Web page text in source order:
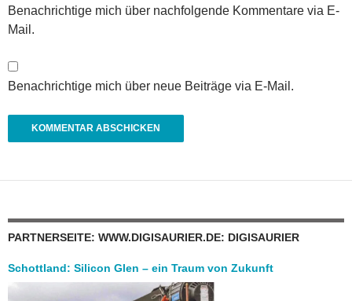
Benachrichtige mich über nachfolgende Kommentare via E-
Mail.
Benachrichtige mich über neue Beiträge via E-Mail.
PARTNERSEITE: WWW.DIGISAURIER.DE: DIGISAURIER
Schottland: Silicon Glen – ein Traum von Zukunft